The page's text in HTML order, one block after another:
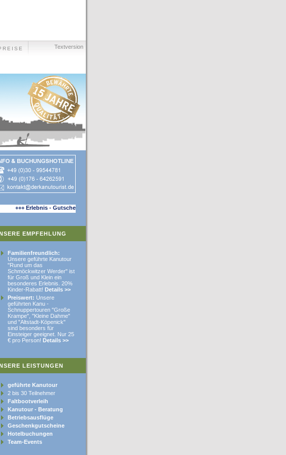
Textversion
EMPFEHLUNG
Familienfreundlich:
Unsere geführte Kanutour
"Rund um das
Schmöckwitzer Werder" ist
für Groß und Klein ein
besonderes Erlebnis. 20%
Kinder-Rabatt! Details >>
Preiswert: Unsere
geführten Kanu -
Schnuppertouren "Große
Krampe", "Kleine Dahme"
und "Altstadt-Köpenick"
sind besonders für
Einsteiger geeignet. Nur 25
€ pro Person! Details >>
LEISTUNGEN
geführte Kanutour
2 bis 30 Teilnehmer
Faltbootverleih
Kanutour - Beratung
Betriebsausflüge
Geschenkgutscheine
Hotelbuchungen
Team-Events